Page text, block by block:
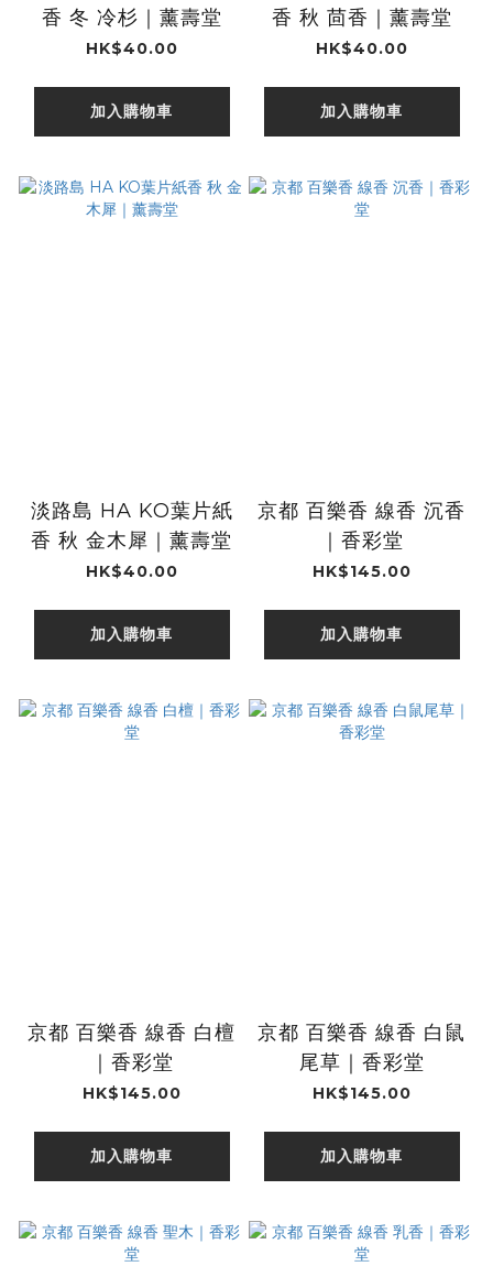
香 冬 冷杉｜薰壽堂
HK$40.00
加入購物車
香 秋 茴香｜薰壽堂
HK$40.00
加入購物車
淡路島 HA KO葉片紙
香 秋 金木犀｜薰壽堂
HK$40.00
加入購物車
京都 百樂香 線香 沉香
｜香彩堂
HK$145.00
加入購物車
京都 百樂香 線香 白檀
｜香彩堂
HK$145.00
加入購物車
京都 百樂香 線香 白鼠
尾草｜香彩堂
HK$145.00
加入購物車